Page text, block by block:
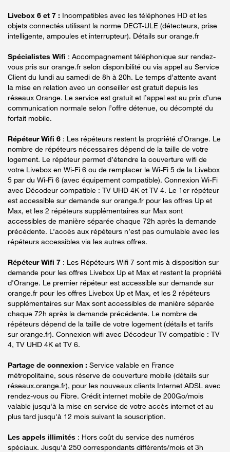
Livebox 6 et 7 : Incompatibles avec les téléphones HD et les
objets connectés utilisant la norme DECT-ULE (détecteurs, prise
intelligente, ampoules et interrupteur). Détails sur orange.fr
Spécialistes Wifi : Accompagnement téléphonique sur rendez-
vous pris sur orange.fr selon disponibilité ou via appel au Service
Client du lundi au samedi de 8h à 20h. Le temps d’attente avant
la mise en relation avec un conseiller est gratuit depuis les
réseaux Orange. Le service est gratuit et l’appel est au prix d’une
communication normale selon l’offre détenue, ou décompté du
forfait mobile.
Répéteur Wifi 6 : Les répéteurs restent la propriété d’Orange. Le
nombre de répéteurs nécessaires dépend de la taille de votre
logement. Le répéteur permet d’étendre la couverture wifi de
votre Livebox en Wi-Fi 6 ou de remplacer le Wi-Fi 5 de la Livebox
5 par du Wi-Fi 6 (avec équipement compatible). Connexion Wi-Fi
avec Décodeur compatible : TV UHD 4K et TV 4. Le 1er répéteur
est accessible sur demande sur orange.fr pour les offres Up et
Max, et les 2 répéteurs supplémentaires sur Max sont
accessibles de manière séparée chaque 72h après la demande
précédente. L’accès aux répéteurs n’est pas cumulable avec les
répéteurs accessibles via les autres offres.
Répéteur Wifi 7 : Les Répéteurs Wifi 7 sont mis à disposition sur
demande pour les offres Livebox Up et Max et restent la propriété
d'Orange. Le premier répéteur est accessible sur demande sur
orange.fr pour les offres Livebox Up et Max, et les 2 répéteurs
supplémentaires sur Max sont accessibles de manière séparée
chaque 72h après la demande précédente. Le nombre de
répéteurs dépend de la taille de votre logement (détails et tarifs
sur orange.fr). Connexion wifi avec Décodeur TV compatible : TV
4, TV UHD 4K et TV 6.
Partage de connexion : Service valable en France
métropolitaine, sous réserve de couverture mobile (détails sur
réseaux.orange.fr), pour les nouveaux clients Internet ADSL avec
rendez-vous ou Fibre. Crédit internet mobile de 200Go/mois
valable jusqu'à la mise en service de votre accès internet et au
plus tard jusqu'à 12 mois suivant la souscription.
Les appels illimités : Hors coût du service des numéros
spéciaux. Jusqu’à 250 correspondants différents/mois et 3h